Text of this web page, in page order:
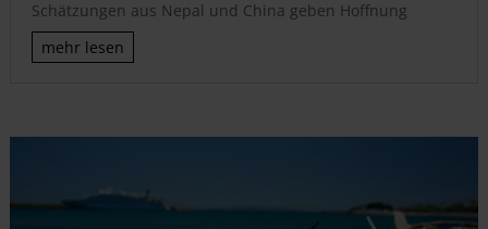
Schätzungen aus Nepal und China geben Hoffnung
mehr lesen